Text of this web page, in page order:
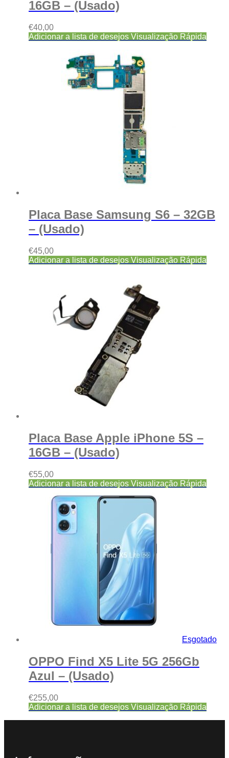
16GB – (Usado)
€40,00
Adicionar a lista de desejos Visualização Rápida
Placa Base Samsung S6 – 32GB
– (Usado)
€45,00
Adicionar a lista de desejos Visualização Rápida
Placa Base Apple iPhone 5S –
16GB – (Usado)
€55,00
Adicionar a lista de desejos Visualização Rápida
Esgotado
OPPO Find X5 Lite 5G 256Gb
Azul – (Usado)
€255,00
Adicionar a lista de desejos Visualização Rápida